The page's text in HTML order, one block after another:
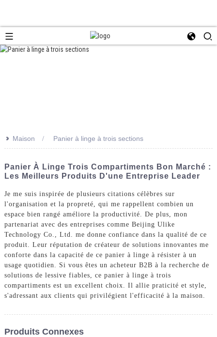
>> Maison Panier à linge à trois sections
Panier À Linge Trois Compartiments Bon Marché :
Les Meilleurs Produits D'une Entreprise Leader
Je me suis inspirée de plusieurs citations célèbres sur
l'organisation et la propreté, qui me rappellent combien un
espace bien rangé améliore la productivité. De plus, mon
partenariat avec des entreprises comme Beijing Ulike
Technology Co., Ltd. me donne confiance dans la qualité de ce
produit. Leur réputation de créateur de solutions innovantes me
conforte dans la capacité de ce panier à linge à résister à un
usage quotidien. Si vous êtes un acheteur B2B à la recherche de
solutions de lessive fiables, ce panier à linge à trois
compartiments est un excellent choix. Il allie praticité et style,
s'adressant aux clients qui privilégient l'efficacité à la maison.
Produits Connexes